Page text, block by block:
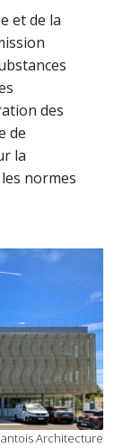
et de la
des
de
la
normes
Architecture